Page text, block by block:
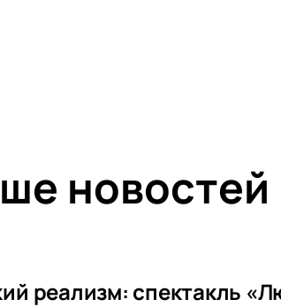
новостей
реализм: спектакль